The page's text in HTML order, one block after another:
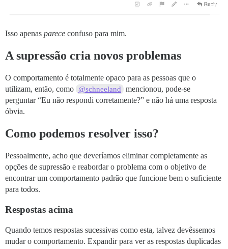
Isso apenas parece confuso para mim.
A supressão cria novos problemas
O comportamento é totalmente opaco para as pessoas que o
utilizam, então, como @schneeland
mencionou, pode-se
perguntar “Eu não respondi corretamente?” e não há uma resposta
óbvia.
Como podemos resolver isso?
Pessoalmente, acho que deveríamos eliminar completamente as
opções de supressão e reabordar o problema com o objetivo de
encontrar um comportamento padrão que funcione bem o suficiente
para todos.
Respostas acima
Quando temos respostas sucessivas como esta, talvez devêssemos
mudar o comportamento. Expandir para ver as respostas duplicadas